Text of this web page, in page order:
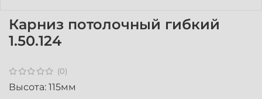
(0)
Карниз потолочный гибкий
1.50.124
Высота: 115мм